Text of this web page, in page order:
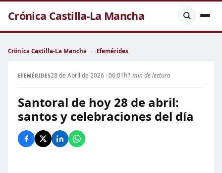
Crónica Castilla-La Mancha
Crónica Castilla-La Mancha › Efemérides
EFEMÉRIDES28 de Abril de 2026 · 06:01h1 min de lectura
Santoral de hoy 28 de abril:
santos y celebraciones del día